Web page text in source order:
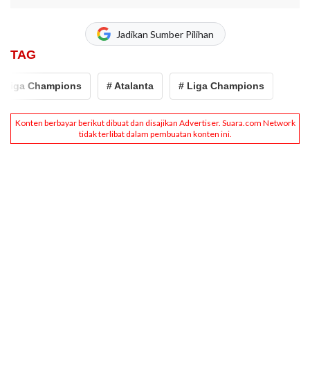
Jadikan Sumber Pilihan
TAG
Champions # Atalanta # Liga Champions